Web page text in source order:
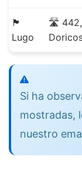
🏴
Lugo
🛣️
Si ha
mostradas,
nuestro